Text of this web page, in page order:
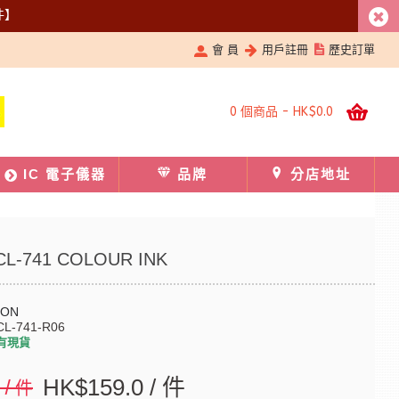
會 員 用戶註冊 歷史訂單
0 個商品 - HK$0.0
IC 電子儀器 品牌 分店地址
741 COLOUR INK
741-R06
現貨
/ 件 HK$159.0 / 件